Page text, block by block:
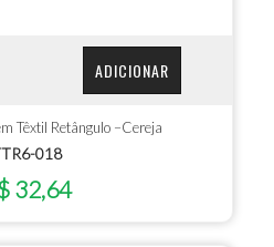
ADICIONAR
Têxtil Retângulo –Cereja
018
32,64